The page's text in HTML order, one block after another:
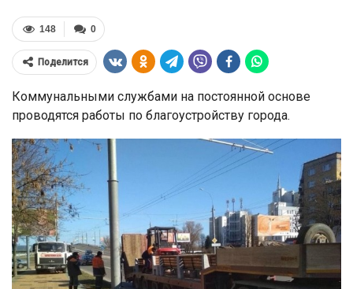
0
148
Поделится
Коммунальными службами на постоянной основе
проводятся работы по благоустройству города.